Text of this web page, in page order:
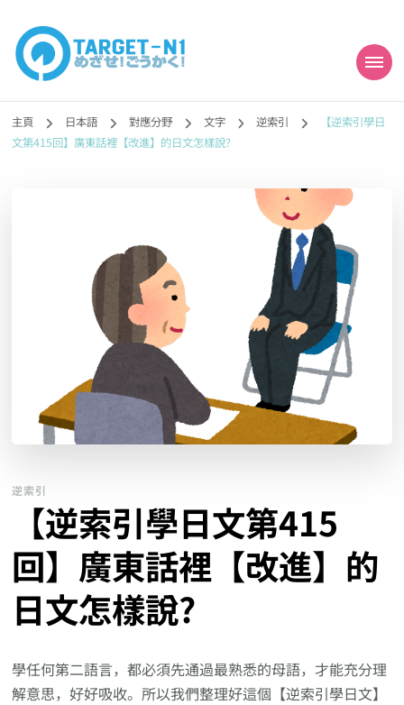
目標!!日本語能力試
N1合格
勉強コンテンツも追加予定!!】
主頁 日本語 對應分野 文字 逆索引
【逆索引學日
文第415回】廣東話裡【改進】的日文怎樣說?
逆索引
【逆索引學日文第415
回】廣東話裡【改進】的
日文怎樣說?
學任何第二語言，都必須先通過最熟悉的母語，才能充分理
解意思，好好吸收。所以我們整理好這個【逆索引學日文】